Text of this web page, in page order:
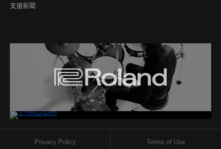
支援新聞
Privacy Policy Terms of Use